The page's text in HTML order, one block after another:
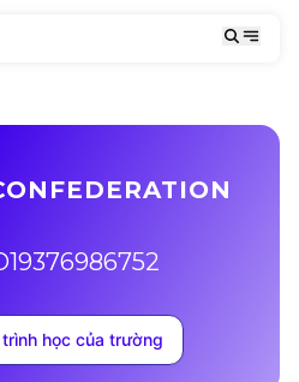
học của trường